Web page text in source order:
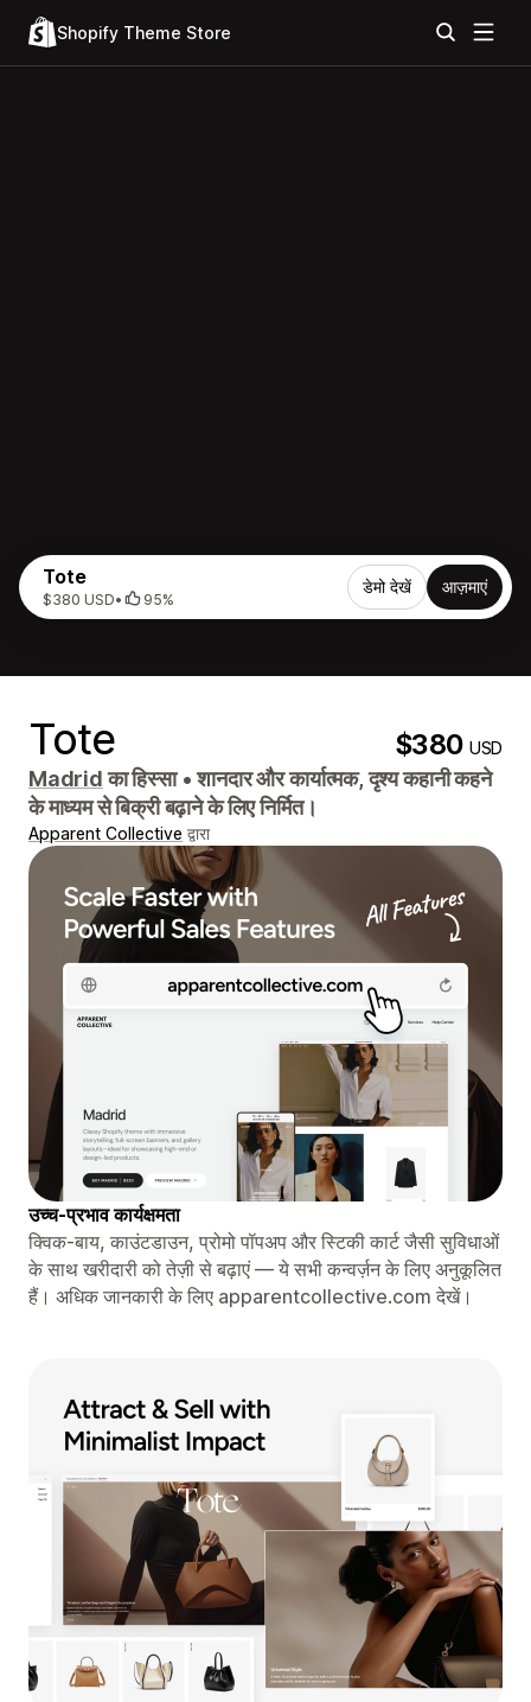
Shopify Theme Store
Tote
$380 USD• 95%
डेमो देखें आज़माएं
Tote $380USD
Madridका हिस्सा •शानदार और कार्यात्मक, दृश्य कहानी कहने
के माध्यम से बिक्री बढ़ाने के लिए निर्मित।
Apparent Collective द्वारा
उच्च-प्रभाव कार्यक्षमता
क्विक-बाय, काउंटडाउन, प्रोमो पॉपअप और स्टिकी कार्ट जैसी सुविधाओं
के साथ खरीदारी को तेज़ी से बढ़ाएं — ये सभी कन्वर्ज़न के लिए अनुकूलित
हैं। अधिक जानकारी के लिए apparentcollective.com देखें।